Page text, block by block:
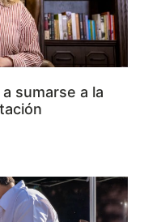
sumarse a la